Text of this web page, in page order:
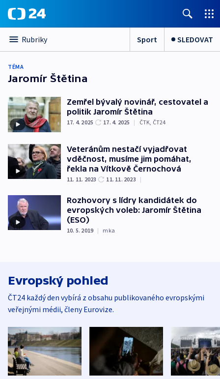
Rubriky Sport SLEDOVAT
TÉMA
Jaromír Štětina
Zemřel bývalý novinář, cestovatel a
politik Jaromír Štětina
17. 4. 2025 17. 4. 2025 | ČTK, ČT24
Veteránům nestačí vyjadřovat
vděčnost, musíme jim pomáhat,
řekla na Vítkově Černochová
11. 11. 2023 11. 11. 2023 |
Rozhovory s lídry kandidátek do
evropských voleb: Jaromír Štětina
(ESO)
10. 5. 2019 | mka
Evropský pohled
ČT24 každý den vybírá z obsahu publikovaného evropskými
veřejnými médii, členy Eurovize.